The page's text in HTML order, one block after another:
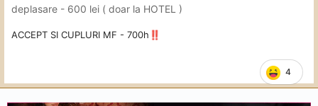
4
deplasare - 600 lei ( doar la HOTEL )
ACCEPT SI CUPLURI MF - 700h ‼️